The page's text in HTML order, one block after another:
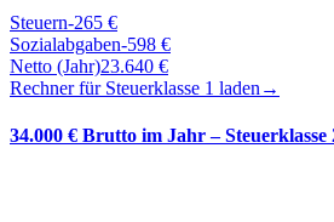
Steuern-265 €
Sozialabgaben-598 €
Netto (Jahr)23.640 €
Rechner für Steuerklasse 1 laden →
34.000 € Brutto im Jahr – Steuerklasse